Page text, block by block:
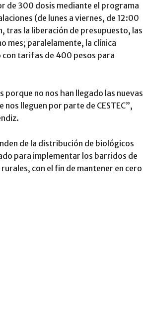
de 300 dosis mediante el programa
(de lunes a viernes, de 12:00
tras la liberación de presupuesto, las
mes; paralelamente, la clínica
con tarifas de 400 pesos para
no nos han llegado las nuevas
lleguen por parte de CESTEC”,
de la distribución de biológicos
para implementar los barridos de
con el fin de mantener en cero